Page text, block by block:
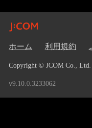
ホーム 利用規約
Copyright © JCOM Co., Ltd.
v9.10.0.3233062